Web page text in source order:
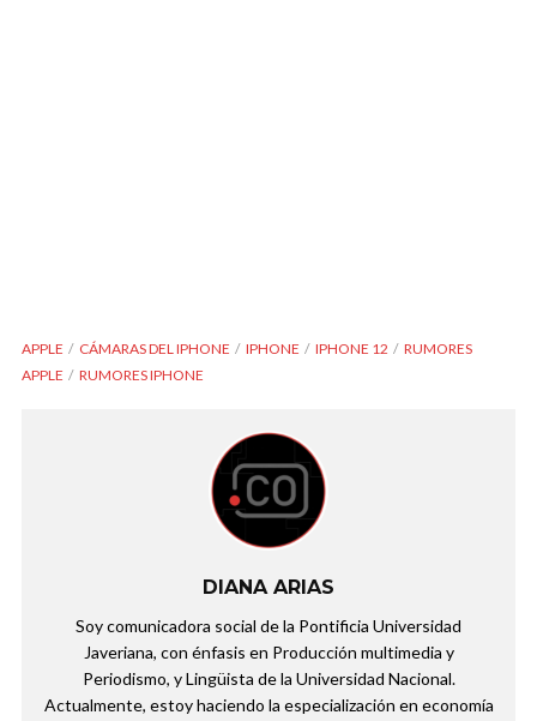
APPLE CÁMARAS DEL IPHONE IPHONE IPHONE 12
RUMORES
APPLE
RUMORES IPHONE
DIANA ARIAS
Soy comunicadora social de la Pontificia Universidad
Javeriana, con énfasis en Producción multimedia y
Periodismo, y Lingüista de la Universidad Nacional.
Actualmente, estoy haciendo la especialización en economía